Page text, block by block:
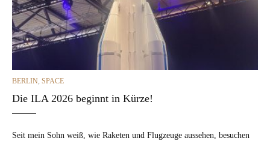
CATEGORIES
BERLIN SPACE
Die ILA 2026 beginnt in Kürze!
Seit mein Sohn weiß, wie Raketen und Flugzeuge ausse­hen, besuchen